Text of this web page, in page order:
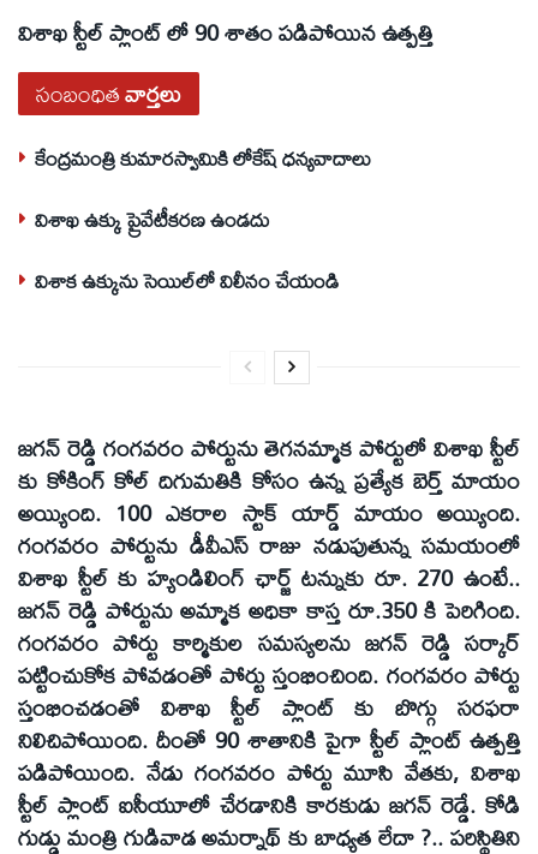
విశాఖ స్టీల్‌ ప్లాంట్‌ లో 90 శాతం పడిపోయిన ఉత్పత్తి
సంబంధితవార్తలు
కేంద్రమంత్రి కుమారస్వామికి లోకేష్‌ ధన్యవాదాలు
విశాఖ ఉక్కు ప్రైవేటీకరణ ఉండదు
విశాక ఉక్కును సెయిల్‌లో విలీనం చేయండి
జగన్‌ రెడ్డి గంగవరం పోర్టును తెగనమ్మాక పోర్టులో విశాఖ స్టీల్‌
కు కోకింగ్‌ కోల్‌ దిగుమతికి కోసం ఉన్న ప్రత్యేక బెర్త్‌ మాయం
అయ్యింది. 100 ఎకరాల స్టాక్‌ యార్డ్‌ మాయం అయ్యింది.
గంగవరం పోర్టును డీవీఎస్‌ రాజు నడుపుతున్న సమయంలో
విశాఖ స్టీల్‌ కు హ్యండిలింగ్‌ ఛార్జ్‌ టన్నుకు రూ. 270 ఉంటే..
జగన్‌ రెడ్డి పోర్టును అమ్మాక అధికా కాస్త రూ.350 కి పెరిగింది.
గంగవరం పోర్టు కార్మికుల సమస్యలను జగన్‌ రెడ్డి సర్కార్‌
పట్టించుకోక పోవడంతో పోర్టు స్తంభించింది. గంగవరం పోర్టు
స్తంభించడంతో విశాఖ స్టీల్‌ ప్లాంట్‌ కు బొగ్గు సరఫరా
నిలిచిపోయింది. దీంతో 90 శాతానికి పైగా స్టీల్‌ ప్లాంట్‌ ఉత్పత్తి
పడిపోయింది. నేడు గంగవరం పోర్టు మూసి వేతకు, విశాఖ
స్టీల్‌ ప్లాంట్‌ ఐసీయూలో చేరడానికి కారకుడు జగన్‌ రెడ్డే. కోడి
గుడ్డు మంత్రి గుడివాడ అమర్నాథ్‌ కు బాధ్యత లేదా ?.. పరిస్థితిని